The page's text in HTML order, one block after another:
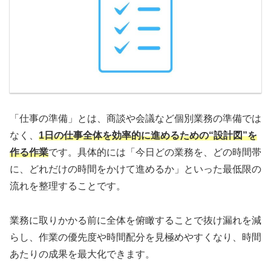
「仕事の準備」とは、商談や会議など個別業務の準備では
なく、 1日の仕事全体を効率的に進めるための“設計図”を
作る作業です。具体的には「今日どの業務を、どの時間帯
に、どれだけの時間をかけて進めるか」といった最低限の
流れを整理することです。
業務に取りかかる前に全体を俯瞰することで抜け漏れを減
らし、作業の優先度や時間配分を見極めやすくなり、時間
あたりの成果を最大化できます。